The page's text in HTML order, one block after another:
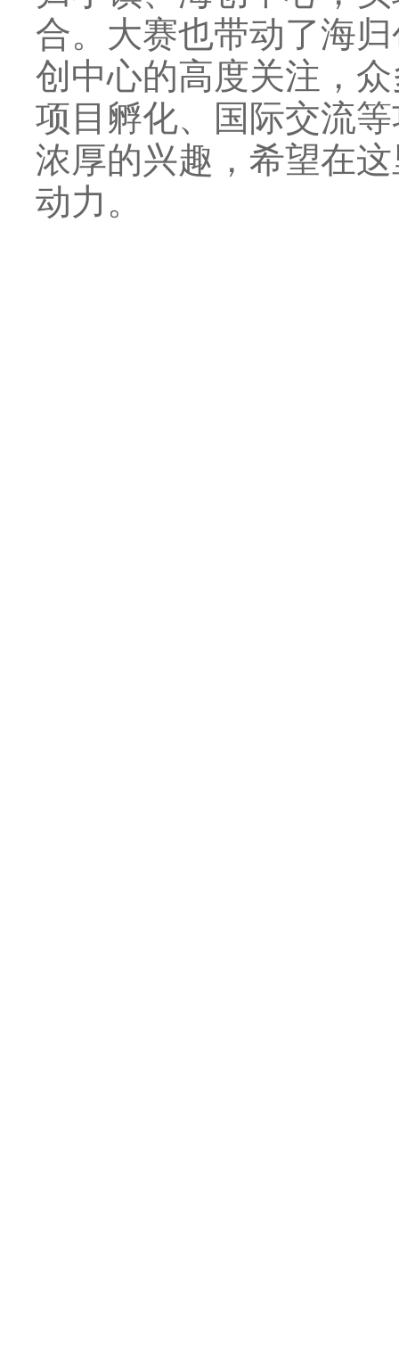
合。大赛也带动了海
创中心的高度关注，
项目孵化、国际交流
浓厚的兴趣，希望在
动力。